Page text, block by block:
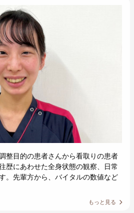
整目的の患者さんから看取りの患者
歴にあわせた全身状態の観察、日常
。先輩方から、バイタルの数値など
もっと見る